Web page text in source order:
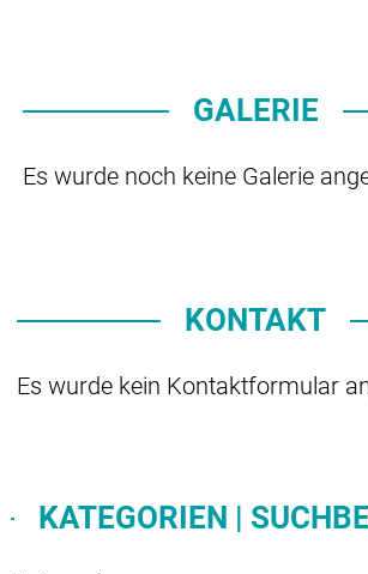
GALERIE
Es wurde noch keine Galerie
KONTAKT
Es wurde kein Kontaktformular
KATEGORIEN |